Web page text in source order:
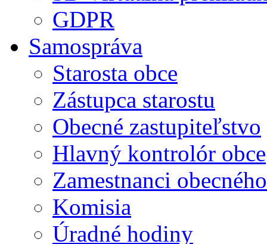
GDPR
Samospráva
Starosta obce
Zástupca starostu
Obecné zastupiteľstvo
Hlavný kontrolór obce
Zamestnanci
Komisia
Úradné hodiny